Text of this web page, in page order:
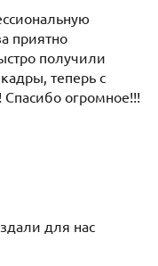
приятно
получили
теперь с
огромное!!!
для нас